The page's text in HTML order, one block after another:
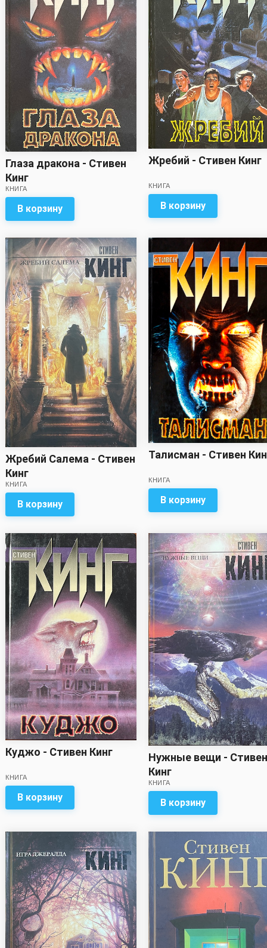
Глаза дракона - Стивен
Кинг
КНИГА
В корзину
Жребий - Стивен Кинг
КНИГА
В корзину
Жребий Салема - Стивен
Кинг
КНИГА
В корзину
Талисман - Стивен
КНИГА
В корзину
Куджо - Стивен Кинг
КНИГА
В корзину
Нужные вещи - Стивен
Кинг
КНИГА
В корзину